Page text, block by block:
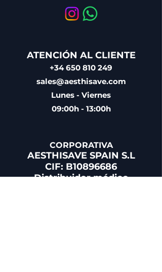
ATENCIÓN AL CLIENTE
+34 650 810 249
sales@aesthisave.com
Lunes - Viernes
09:00h - 13:00h
CORPORATIVA
AESTHISAVE SPAIN S.L
CIF: B10896686
Distribuidor médico